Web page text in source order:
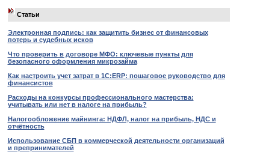
Статьи
Электронная подпись: как защитить бизнес от финансовых
потерь и судебных исков
Что проверить в договоре МФО: ключевые пункты для
безопасного оформления микрозайма
Как настроить учет затрат в 1С:ERP: пошаговое руководство для
финансистов
Расходы на конкурсы профессионального мастерства:
учитывать или нет в налоге на прибыль?
Налогообложение майнинга: НДФЛ, налог на прибыль, НДС и
отчётность
Использование СБП в коммерческой деятельности организаций
и препринимателей